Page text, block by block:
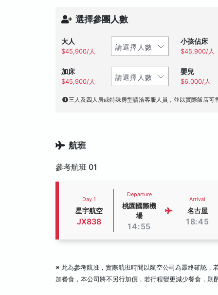
選擇參團人數
大人
$45,900/人
小孩佔床
$45,900/人
加床
$45,900/人
嬰兒
$6,000/人
三人及四人房或特殊房型請洽客服人員，並以實際飯店可
航班
參考航班 01
Day 1
星宇航空
JX838
Departure
桃園國際機
場
14:55
Arrival
名古屋
18:45
※ 此為參考航班，實際航班時間以航空公司為最終確認，
加餐食，本公司將不另行加價，若行程變更減少餐食，則